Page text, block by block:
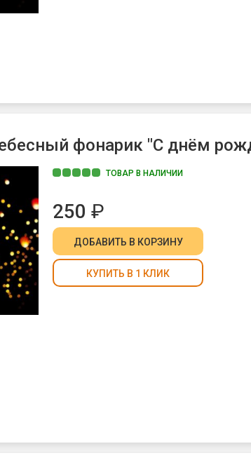
фонарик "С днём
ТОВАР В НАЛИЧИИ
250 ₽
ДОБАВИТЬ В КОРЗИНУ
КУПИТЬ В 1 КЛИК